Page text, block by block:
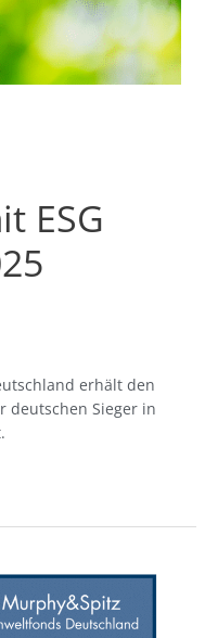
ESG
erhält den
deutschen Sieger in